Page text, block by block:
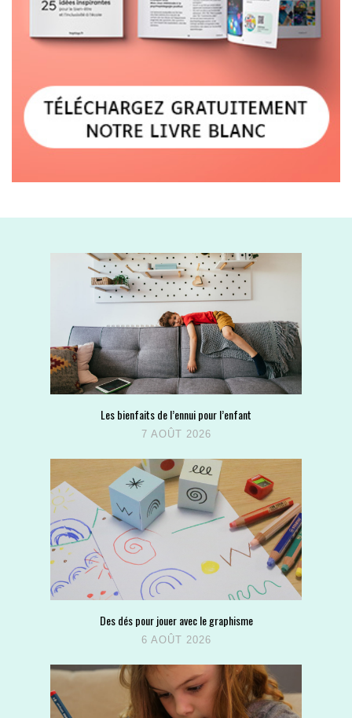
Les bienfaits de l’ennui pour l’enfant
7 AOÛT 2026
Des dés pour jouer avec le graphisme
6 AOÛT 2026